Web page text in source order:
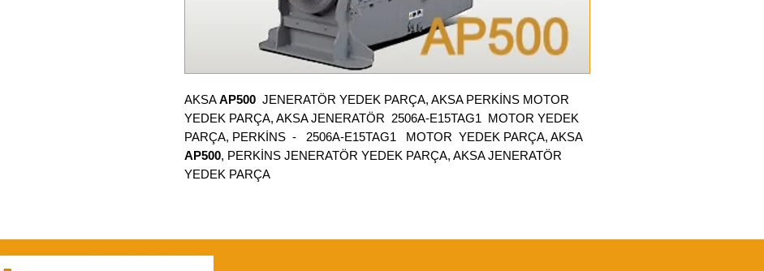
AKSAAP500 JENERATÖR YEDEK PARÇA, AKSA PERKİNS MOTOR
YEDEK PARÇA, AKSA JENERATÖR 2506A-E15TAG1 MOTOR YEDEK
PARÇA, PERKİNS - 2506A-E15TAG1 MOTOR YEDEK PARÇA, AKSA
AP500, PERKİNS JENERATÖR YEDEK PARÇA, AKSA JENERATÖR
YEDEK PARÇA